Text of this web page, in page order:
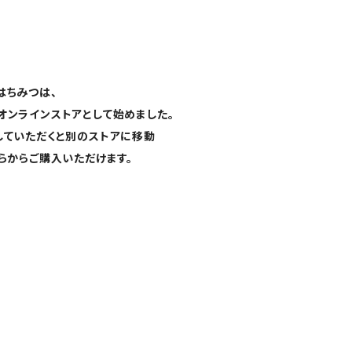
みつは、
ラインストアとして始めました。
いただくと別のストアに移動
からご購入いただけます。